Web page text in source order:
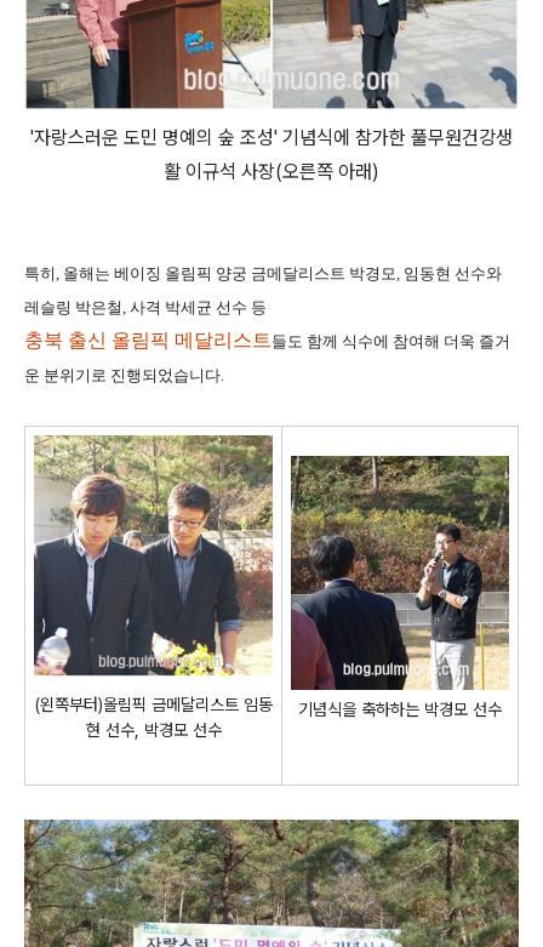
'자랑스러운 도민 명예의 숲 조성' 기념식에 참가한 풀무원건강생
활 이규석 사장(오른쪽 아래)
특히, 올해는 베이징 올림픽 양궁 금메달리스트 박경모, 임동현 선수와
레슬링 박은철, 사격 박세균 선수 등
충북 출신 올림픽 메달리스트 들도 함께 식수에 참여해 더욱 즐거
운 분위기로 진행되었습니다.
(왼쪽부터)올림픽 금메달리스트 임동
현 선수, 박경모 선수
기념식을 축하하는 박경모 선수